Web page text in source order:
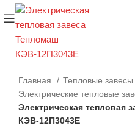
Главная
Тепловые завесы
Электрические тепловые
Электрическая тепловая
КЭВ-12П3043Е